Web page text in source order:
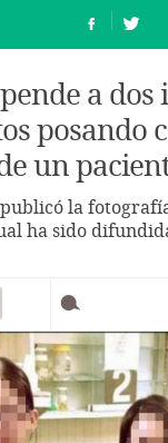
a
posando
un
la
ha sido